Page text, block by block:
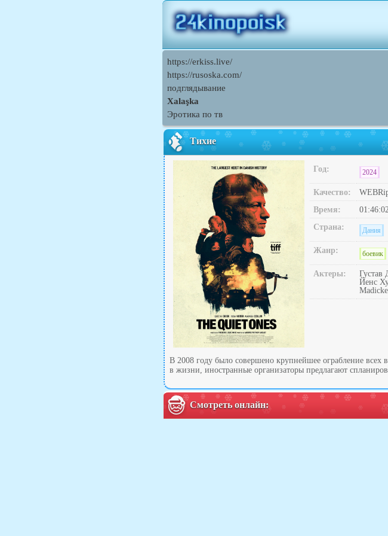
https://erkiss.live/
https://rusoska.com/
подглядывание
Xalaşka
Эротика по тв
Тихие
Год: 2024
Качество:
Время:
Страна:
Дания
Жанр: боевик
Актеры:
Густав
Йенс
В 2008 году было совершено крупнейшее ограбление всех
в жизни, иностранные организаторы предлагают
Смотреть онлайн: